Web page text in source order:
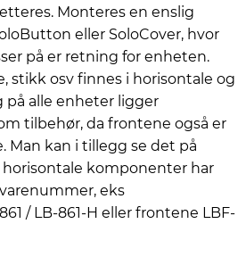
Monteres en enslig
eller SoloCover, hvor
på er retning for enheten.
stikk osv finnes i horisontale og
på alle enheter ligger
tilbehør, da frontene også er
Man kan i tillegg se det på
komponenter har
eks
/ LB-861-H eller frontene LBF-